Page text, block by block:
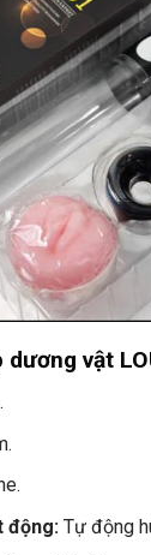
vật
động:Tự động